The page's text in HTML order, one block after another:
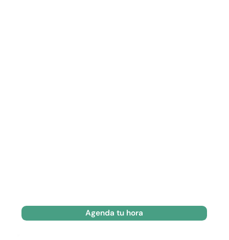
Agenda tu hora